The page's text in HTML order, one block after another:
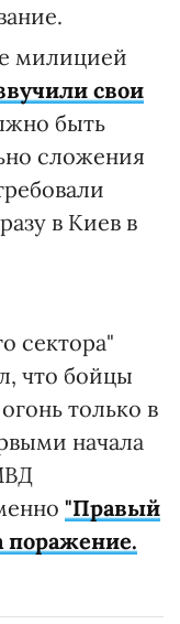
милицией
свои
быть
сложения
в Киев в
сектора"
что бойцы
только в
начала
"Правый
поражение.